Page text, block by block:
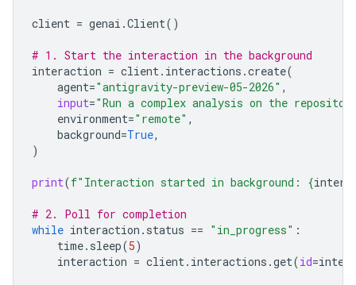
client = genai .Client()
# 1. Start the interaction in the background
interaction = client. interactions .create(
agent="antigravity-preview-05-2026" ,
input="Run a complex analysis on the
environment="remote" ,
background=True,
)
print(f"Interaction started in background: {
# 2. Poll for completion
while interaction . status == "in_progress" :
time. sleep(5)
interaction = client. interactions .get(id=